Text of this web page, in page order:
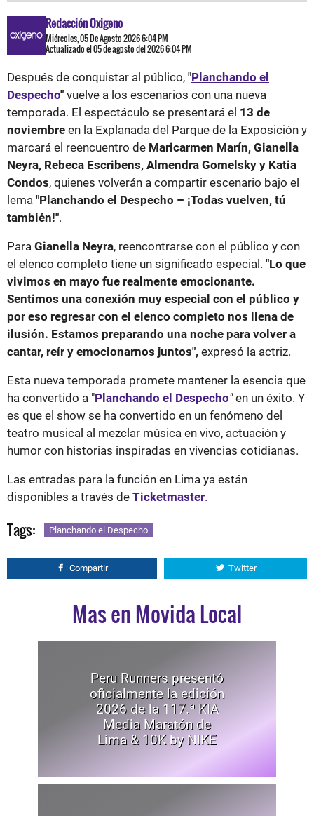
Redacción Oxigeno
Miércoles, 05 De Agosto 2026 6:04 PM
Actualizado el 05 de agosto del 2026 6:04 PM
Después de conquistar al público, "Planchando el
Despecho" vuelve a los escenarios con una nueva
temporada. El espectáculo se presentará el 13 de
noviembre en la Explanada del Parque de la Exposición y
marcará el reencuentro de Maricarmen Marín, Gianella
Neyra, Rebeca Escribens, Almendra Gomelsky y Katia
Condos, quienes volverán a compartir escenario bajo el
lema "Planchando el Despecho – ¡Todas vuelven, tú
también!".
Para Gianella Neyra, reencontrarse con el público y con
el elenco completo tiene un significado especial. "Lo que
vivimos en mayo fue realmente emocionante.
Sentimos una conexión muy especial con el público y
por eso regresar con el elenco completo nos llena de
ilusión. Estamos preparando una noche para volver a
cantar, reír y emocionarnos juntos", expresó la actriz.
Esta nueva temporada promete mantener la esencia que
ha convertido a "Planchando el Despecho"en un éxito. Y
es que el show se ha convertido en un fenómeno del
teatro musical al mezclar música en vivo, actuación y
humor con historias inspiradas en vivencias cotidianas.
Las entradas para la función en Lima ya están
disponibles a través de Ticketmaster.
Tags: Planchando el Despecho
Compartir Twitter
Mas en Movida Local
Peru Runners presentó
oficialmente la edición
2026 de la 117.ª KIA
Media Maratón de
Lima & 10K by NIKE